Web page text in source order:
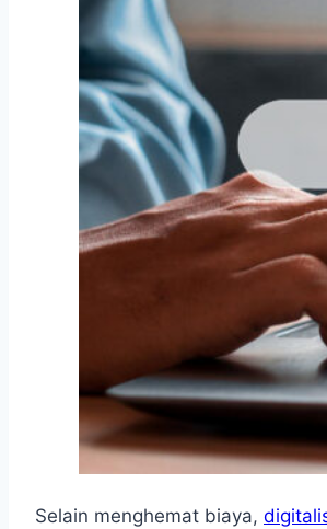
Selain menghemat biaya,